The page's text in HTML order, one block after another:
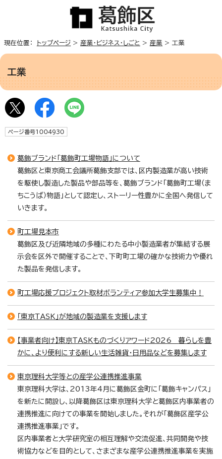
現在位置： トップページ > 産業・ビジネス・しごと > 産業 > 工業
工業
ページ番号1004930
葛飾ブランド「葛飾町工場物語」について
葛飾区と東京商工会議所葛飾支部では、区内製造業が高い技術
を駆使し製造した製品や部品等を、葛飾ブランド「葛飾町工場（ま
ちこうば）物語」として認定し、ストーリー性豊かに全国へ発信して
いきます。
町工場見本市
葛飾区及び近隣地域の多種にわたる中小製造業者が集結する展
示会を区外で開催することで、下町町工場の確かな技術力や優れ
た製品を発信します。
町工場応援プロジェクト取材ボランティア参加大学生募集中！
「東京TASK」が地域の製造業を支援します
【事業者向け】東京TASKものづくりアワード2026 暮らしを豊
かに、より便利にする新しい生活雑貨・日用品などを募集します
東京理科大学等との産学公連携推進事業
東京理科大学は、2013年4月に葛飾区金町に「葛飾キャンパス」
を新たに開設し、以降葛飾区は東京理科大学と葛飾区内事業者の
連携推進に向けての事業を開始しました。それが「葛飾区産学公
連携推進事業」です。
区内事業者と大学研究室の相互理解や交流促進、共同開発や技
術協力などを目的として、さまざまな産学公連携推進事業を実施